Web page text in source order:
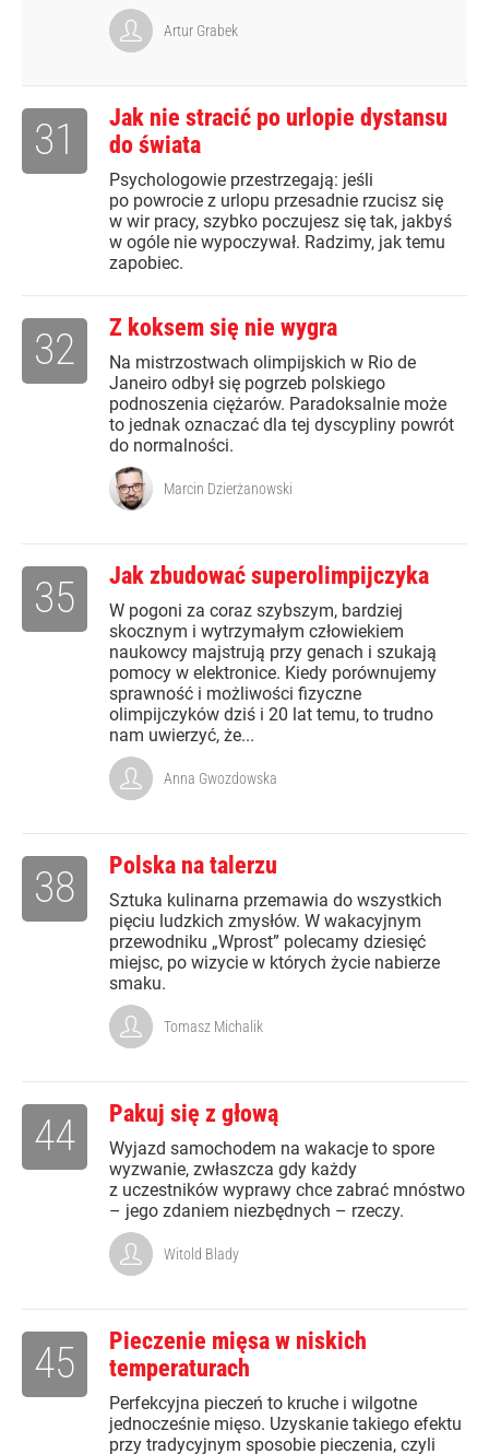
Artur Grabek
Jak nie stracić po urlopie dystansu
do świata
Psychologowie przestrzegają: jeśli
po powrocie z urlopu przesadnie rzucisz się
w wir pracy, szybko poczujesz się tak, jakbyś
w ogóle nie wypoczywał. Radzimy, jak temu
zapobiec.
31
Z koksem się nie wygra
Na mistrzostwach olimpijskich w Rio de
Janeiro odbył się pogrzeb polskiego
podnoszenia ciężarów. Paradoksalnie może
to jednak oznaczać dla tej dyscypliny powrót
do normalności.
32
Marcin Dzierżanowski
Jak zbudować superolimpijczyka
W pogoni za coraz szybszym, bardziej
skocznym i wytrzymałym człowiekiem
naukowcy majstrują przy genach i szukają
pomocy w elektronice. Kiedy porównujemy
sprawność i możliwości fizyczne
olimpijczyków dziś i 20 lat temu, to trudno
nam uwierzyć, że...
35
Anna Gwozdowska
Polska na talerzu
Sztuka kulinarna przemawia do wszystkich
pięciu ludzkich zmysłów. W wakacyjnym
przewodniku „Wprost” polecamy dziesięć
miejsc, po wizycie w których życie nabierze
smaku.
38
Tomasz Michalik
Pakuj się z głową
Wyjazd samochodem na wakacje to spore
wyzwanie, zwłaszcza gdy każdy
z uczestników wyprawy chce zabrać mnóstwo
– jego zdaniem niezbędnych – rzeczy.
44
Witold Blady
Pieczenie mięsa w niskich
temperaturach
Perfekcyjna pieczeń to kruche i wilgotne
jednocześnie mięso. Uzyskanie takiego efektu
przy tradycyjnym sposobie pieczenia, czyli
45